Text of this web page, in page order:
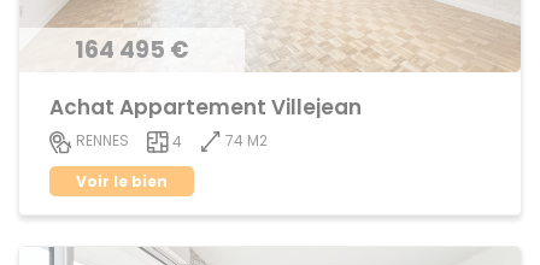
164 495 €
Achat Appartement Villejean
RENNES 4
74 M2
Voir le bien